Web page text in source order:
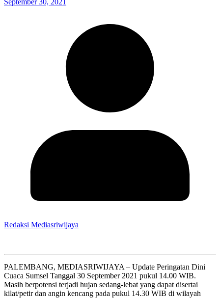
Redaksi Mediasriwijaya
PALEMBANG, MEDIASRIWIJAYA – Update Peringatan Dini
Cuaca Sumsel Tanggal 30 September 2021 pukul 14.00 WIB.
Masih berpotensi terjadi hujan sedang-lebat yang dapat disertai
kilat/petir dan angin kencang pada pukul 14.30 WIB di wilayah